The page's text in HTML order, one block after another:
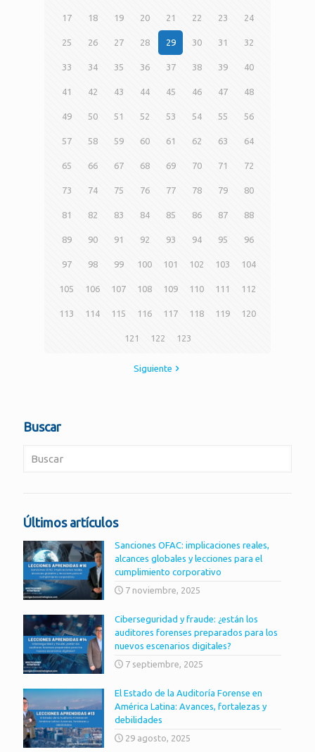
17 18 19 20 21 22 23 24
25 26 27 28 29 30 31 32
33 34 35 36 37 38 39 40
41 42 43 44 45 46 47 48
49 50 51 52 53 54 55 56
57 58 59 60 61 62 63 64
65 66 67 68 69 70 71 72
73 74 75 76 77 78 79 80
81 82 83 84 85 86 87 88
89 90 91 92 93 94 95 96
97 98 99 100 101 102 103 104
105 106 107 108 109 110 111 112
113 114 115 116 117 118 119 120
121 122 123
Siguiente
Buscar
Últimos artículos
Sanciones OFAC: implicaciones reales,
alcances globales y lecciones para el
cumplimiento corporativo
7 noviembre, 2025
Ciberseguridad y fraude: ¿están los
auditores forenses preparados para los
nuevos escenarios digitales?
7 septiembre, 2025
El Estado de la Auditoría Forense en
América Latina: Avances, fortalezas y
debilidades
29 agosto, 2025